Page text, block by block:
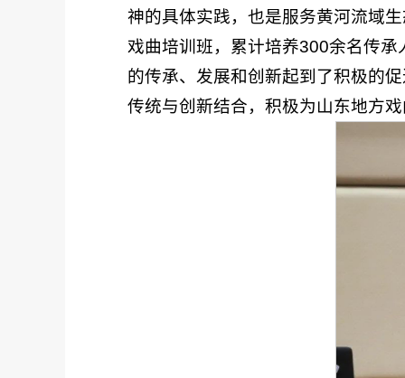
神的具体实践，也是服务黄河流域
戏曲培训班，累计培养300余名传承
的传承、发展和创新起到了积极的
传统与创新结合，积极为山东地方